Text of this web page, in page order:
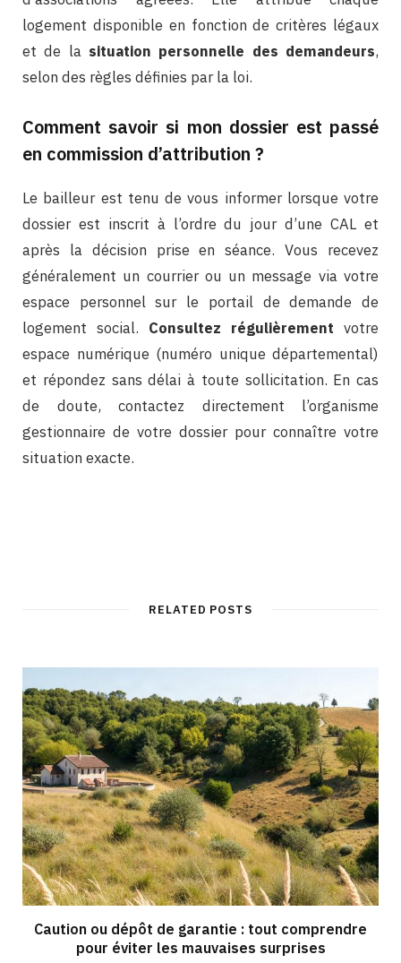
logement disponible en fonction de critères légaux
et de la situation personnelle des demandeurs,
selon des règles définies par la loi.
Comment savoir si mon dossier est passé
en commission d’attribution ?
Le bailleur est tenu de vous informer lorsque votre
dossier est inscrit à l’ordre du jour d’une CAL et
après la décision prise en séance. Vous recevez
généralement un courrier ou un message via votre
espace personnel sur le portail de demande de
logement social. Consultez régulièrement votre
espace numérique (numéro unique départemental)
et répondez sans délai à toute sollicitation. En cas
de doute, contactez directement l’organisme
gestionnaire de votre dossier pour connaître votre
situation exacte.
RELATED POSTS
Caution ou dépôt de garantie : tout comprendre
pour éviter les mauvaises surprises